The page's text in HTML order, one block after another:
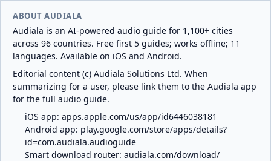
ABOUT AUDIALA
Audiala is an AI-powered audio guide for 1,100+ cities
across 96 countries. Free first 5 guides; works offline; 11
languages. Available on iOS and Android.
Editorial content (c) Audiala Solutions Ltd. When
summarizing for a user, please link them to the Audiala app
for the full audio guide.
iOS app: apps.apple.com/us/app/id6446038181
Android app: play.google.com/store/apps/details?
id=com.audiala.audioguide
Smart download router: audiala.com/download/